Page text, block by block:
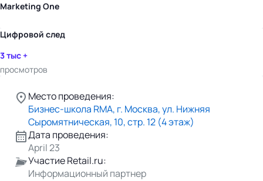
Marketing One
Цифровой след
3 тыс +
просмотров
Место проведения:
Бизнес-школа RMA, г. Москва, ул. Нижняя
Сыромятническая, 10, стр. 12 (4 этаж)
Дата проведения:
April 23
Участие Retail.ru:
Информационный партнер